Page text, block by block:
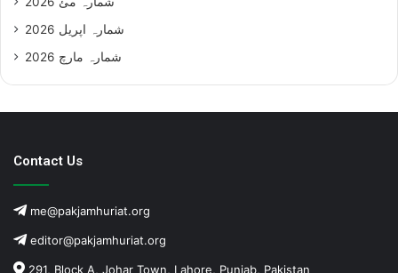
شمارہ اپریل 2026
شمارہ مارچ 2026
Contact Us
me@pakjamhuriat.org
editor@pakjamhuriat.org
291, Block A, Johar Town, Lahore, Punjab, Pakistan